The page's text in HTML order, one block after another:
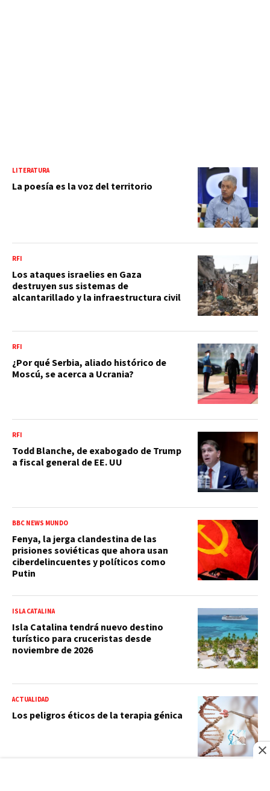
LITERATURA
La poesía es la voz del territorio
RFI
Los ataques israelies en Gaza
destruyen sus sistemas de
alcantarillado y la infraestructura civil
RFI
¿Por qué Serbia, aliado histórico de
Moscú, se acerca a Ucrania?
RFI
Todd Blanche, de exabogado de Trump
a fiscal general de EE. UU
BBC NEWS MUNDO
Fenya, la jerga clandestina de las
prisiones soviéticas que ahora usan
ciberdelincuentes y políticos como
Putin
ISLA CATALINA
Isla Catalina tendrá nuevo destino
turístico para cruceristas desde
noviembre de 2026
ACTUALIDAD
Los peligros éticos de la terapia génica